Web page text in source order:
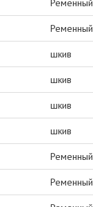
шкив
шкив
шкив
шкив